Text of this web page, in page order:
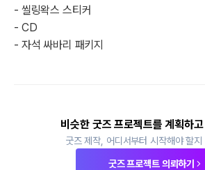
- 씰링왁스 스티커
- CD
- 자석 싸바리 패키지
비슷한 굿즈 프로젝트를 계획하
굿즈 제작, 어디서부터 시작해야 할지
굿즈 프로젝트 의뢰하기